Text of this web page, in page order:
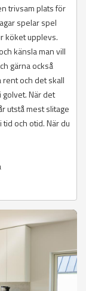
trivsam plats för
spelar spel
köket upplevs.
känsla man vill
gärna också
rent och det skall
När det
utstå mest slitage
och otid. När du